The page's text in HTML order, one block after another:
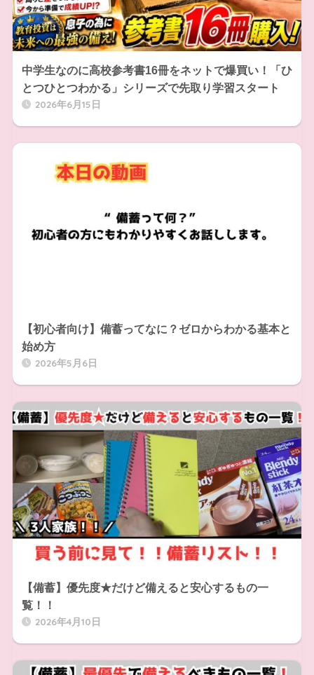
中学生なのに高校参考書16冊をネットで爆買い！「ひ
とつひとつわかる」シリーズで先取り学習スタート
2026年6月15日
【初心者向け】備蓄ってなに？ゼロからわかる基本と
始め方
2026年5月6日
【備蓄】優先度★だけど備えると安心するもの一
覧！！
2026年4月10日